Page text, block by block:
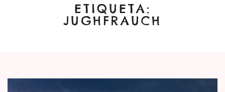
ETIQUETA:
JUGHFRAUCH